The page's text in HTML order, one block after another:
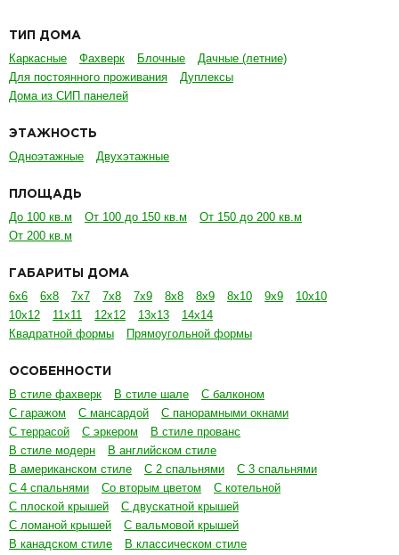
ТИП ДОМА
Каркасные Фахверк Блочные
Дачные (летние)
Для постоянного проживания
Дуплексы
Дома из СИП панелей
ЭТАЖНОСТЬ
Одноэтажные Двухэтажные
ПЛОЩАДЬ
До 100 кв.м От 100 до 150 кв.м
От 150 до 200 кв.м
От 200 кв.м
ГАБАРИТЫ ДОМА
6х6 6х8 7х7 7х8 7х9 8х8 8х9 8х10 9х9
10х10
10х12
11х11 12х12 13х13
14х14
Квадратной формы
Прямоугольной формы
ОСОБЕННОСТИ
В стиле фахверк В стиле шале
С балконом
С гаражом
С мансардой
С панорамными окнами
С террасой
С эркером
В стиле прованс
В стиле модерн
В английском стиле
В американском стиле
С 2 спальнями
С 3 спальнями
С 4 спальнями
Со вторым цветом
С котельной
С плоской крышей
С двускатной крышей
С ломаной крышей
С вальмовой крышей
В канадском стиле
В классическом стиле